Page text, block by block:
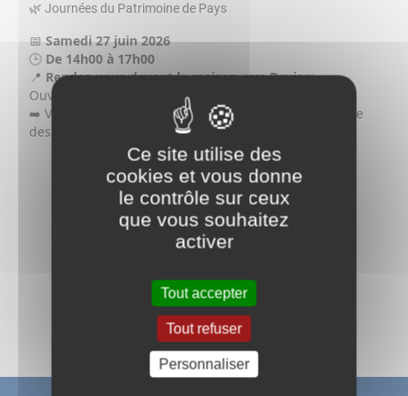
🌿 Journées du Patrimoine de Pays
📅 Samedi 27 juin 2026
🕒 De 14h00 à 17h00
📍 Rendez-vous devant la maison, rue Davier✨
Ouverture exceptionnelle du centre Sophie Barat
➡️ Visite de la maison natale de la sainte et découverte
des jardins
📞 Réservation :
Retour aux évènements
Ce site utilise des
cookies et vous donne
le contrôle sur ceux
que vous souhaitez
activer
Tout accepter
Tout refuser
Personnaliser